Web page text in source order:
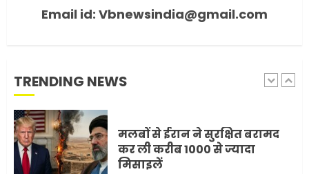
Email id: Vbnewsindia@gmail.com
TRENDING NEWS
1
मोबाइल की लत: एक खामोश
मलबों से ईरान ने सुरक्षित बरामद
कर ली करीब 1000 से ज्यादा
मिसाइलें